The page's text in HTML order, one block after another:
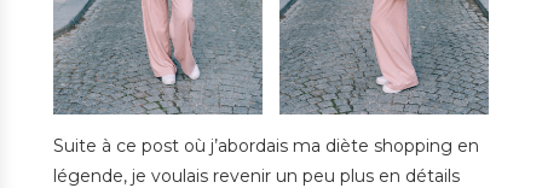
Suite à ce post où j’abordais ma diète shopping en
légende, je voulais revenir un peu plus en détails